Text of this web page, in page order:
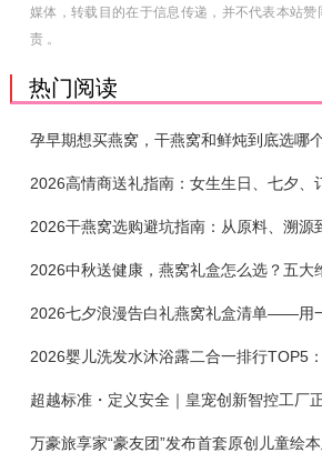
媒体，转载目的在于信息传递，并不代表本站
责 。
热门阅读
2026中秋送健康，燕窝礼盒怎么选？五大
2026婴儿洗发水沐浴露二合一排行TOP5
超越标准・定义安全｜皇宠创新智控工厂
万豪旅享家“豪友团”发布首套原创儿童绘